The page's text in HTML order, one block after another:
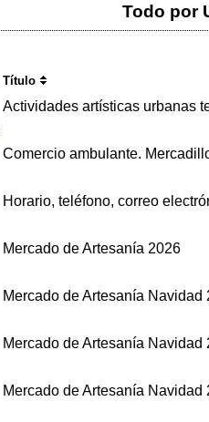
Todo por
Título
Actividades artísticas urbanas
Comercio ambulante.
Horario, teléfono, correo
Mercado de Artesanía 2026
Mercado de Artesanía Navidad
Mercado de Artesanía Navidad
Mercado de Artesanía Navidad